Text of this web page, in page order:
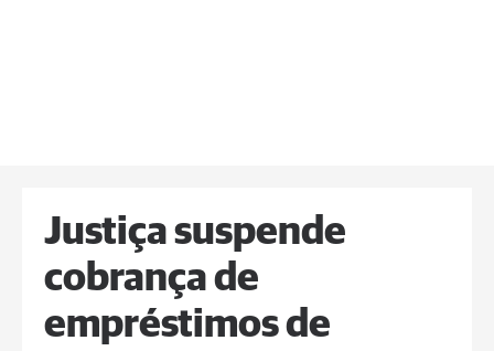
Justiça suspende
cobrança de
empréstimos de